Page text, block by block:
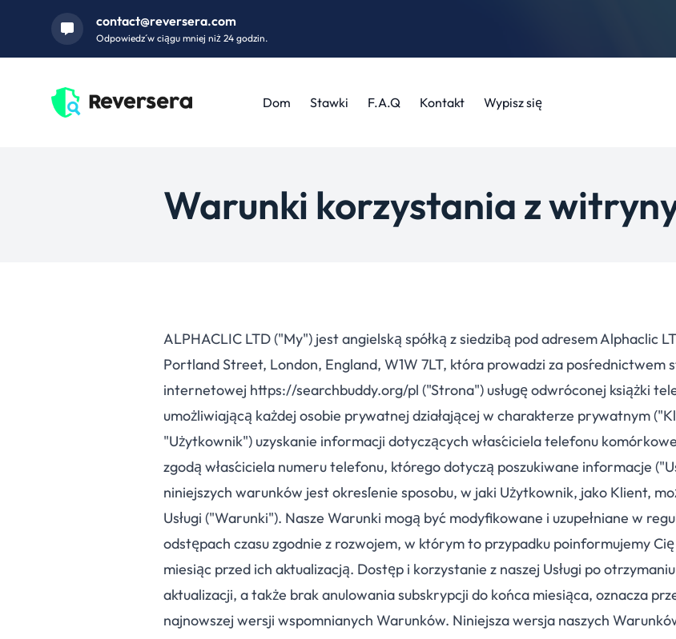
contact@reversera.com
Odpowiedź w ciągu mniej niż 24 godzin.
Dom Stawki F.A.Q Kontakt Wypisz się
Warunki korzystania z
ALPHACLIC LTD ("My") jest angielską spółką z siedzibą pod adresem Alphaclic
Portland Street, London, England, W1W 7LT, która prowadzi za pośrednictwem
internetowej https://searchbuddy.org/pl ("Strona") usługę odwróconej książki
umożliwiającą każdej osobie prywatnej działającej w charakterze prywatnym
"Użytkownik") uzyskanie informacji dotyczących właściciela telefonu
zgodą właściciela numeru telefonu, którego dotyczą poszukiwane informacje
niniejszych warunków jest określenie sposobu, w jaki Użytkownik, jako Klient,
Usługi ("Warunki"). Nasze Warunki mogą być modyfikowane i uzupełniane w
odstępach czasu zgodnie z rozwojem, w którym to przypadku poinformujemy
miesiąc przed ich aktualizacją. Dostęp i korzystanie z naszej Usługi po
aktualizacji, a także brak anulowania subskrypcji do końca miesiąca, oznacza
najnowszej wersji wspomnianych Warunków. Niniejsza wersja naszych